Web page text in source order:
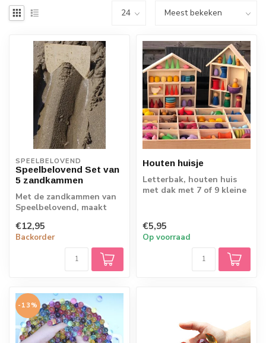
SPEELBELOVEND
Speelbelovend Set van
5 zandkammen
Met de zandkammen van
Speelbelovend, maakt
kunstwerken in d...
€12,95
Backorder
Houten huisje
Letterbak, houten huis
met dak met 7 of 9 kleine
€5,95
Op voorraad
-13%